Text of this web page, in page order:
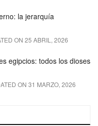
la jerarquía
ON 25 ABRIL, 2026
egipcios: todos los dioses
ON 31 MARZO, 2026